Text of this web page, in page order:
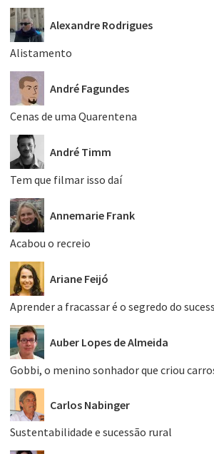
Alexandre Rodrigues
Alistamento
André Fagundes
Cenas de uma Quarentena
André Timm
Tem que filmar isso daí
Annemarie Frank
Acabou o recreio
Ariane Feijó
Aprender a fracassar é o segredo do
Auber Lopes de Almeida
Gobbi, o menino sonhador que criou
Carlos Nabinger
Sustentabilidade e sucessão rural